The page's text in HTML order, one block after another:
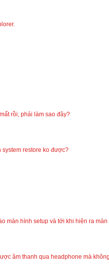
rồi, phải làm sao đây?
system restore ko được?
màn hình setup và tới khi hiện ra
âm thanh qua headphone mà